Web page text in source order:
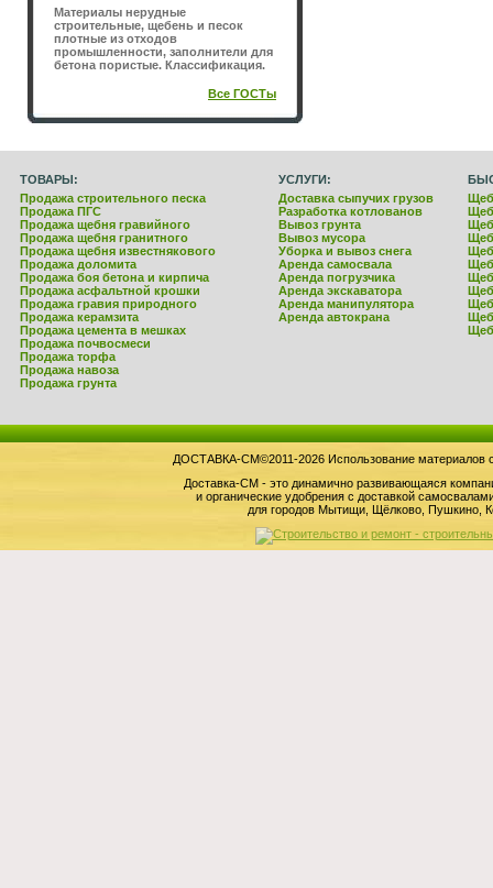
Материалы нерудные
строительные, щебень и песок
плотные из отходов
промышленности, заполнители для
бетона пористые. Классификация.
Все ГОСТы
ТОВАРЫ: УСЛУГИ:
Продажа строительного песка
Продажа ПГС
Продажа щебня гравийного
Продажа щебня гранитного
Продажа щебня известнякового
Продажа доломита
Продажа боя бетона и кирпича
Продажа асфальтной крошки
Продажа гравия природного
Продажа керамзита
Продажа цемента в мешках
Доставка сыпучих грузов
Разработка котлованов
Вывоз грунта
Вывоз мусора
Уборка и вывоз снега
Аренда самосвала
Аренда погрузчика
Аренда экскаватора
Аренда манипулятора
Аренда автокрана
Продажа почвосмеси
Продажа торфа
Продажа навоза
Продажа грунта
ДОСТАВКА-СМ©2011-2026 Использование материалов
Доставка-СМ - это динамично развивающаяся
и органические удобрения с доставкой
для городов Мытищи, Щёлково, Пушкино,